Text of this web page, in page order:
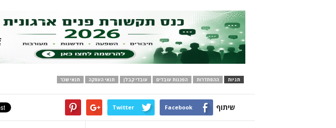
תגיות ההסתדרות הפגנות עובדים עובדי קבלן תנאי העסקה תנאי שכר
שיתוף Facebook
Twitter